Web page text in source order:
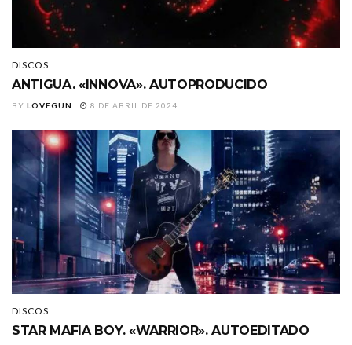
DISCOS
ANTIGUA. «INNOVA». AUTOPRODUCIDO
BY LOVEGUN 8 DE ABRIL DE 2024
DISCOS
STAR MAFIA BOY. «WARRIOR». AUTOEDITADO